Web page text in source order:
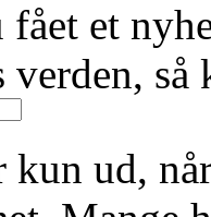
et
kun ud,